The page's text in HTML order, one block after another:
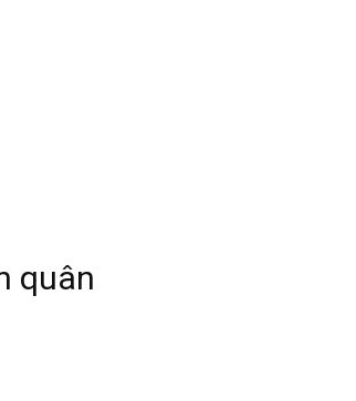
quân